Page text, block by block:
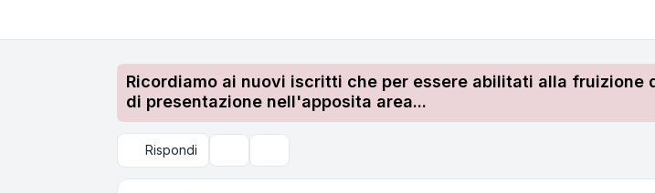
Ricordiamo ai nuovi iscritti che per essere abilitati alla
di presentazione nell'apposita area...
Rispondi